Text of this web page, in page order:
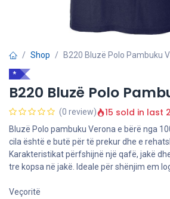
Shop B220 Bluzë Polo Pambuku
*
B220 Bluzë Polo
(0 review) 15 sold in last
Bluzë Polo pambuku Verona e bërë nga
cila është e butë për të prekur dhe e
Karakteristikat përfshijnë një qafë, jakë
tre kopsa në jakë. Ideale për shënjim em
Veçoritë